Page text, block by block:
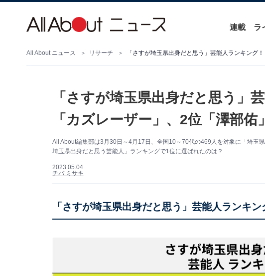
連載 ラ
All About ニュース リサーチ 「さすが埼玉県出身だと思う」芸能人ランキング
「さすが埼玉県出身だと思う」
「カズレーザー」、2位「澤部佑
All About編集部は3月30日～4月17日、全国10～70代の469人を対象に「埼玉
埼玉県出身だと思う芸能人」ランキングで1位に選ばれたのは？
2023.05.04
チバ ミサキ
「さすが埼玉県出身だと思う」芸能人ランキン